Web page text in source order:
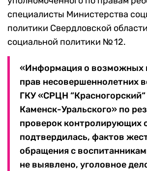
специалисты Министерства
политики Свердловской
социальной политики № 12.
«Информация о возможных
прав несовершеннолетних
ГКУ «СРЦН “Красногорский“
Каменск-Уральского» по
проверок контролирующих
подтвердилась, фактов
обращения с
не выявлено, уголовное